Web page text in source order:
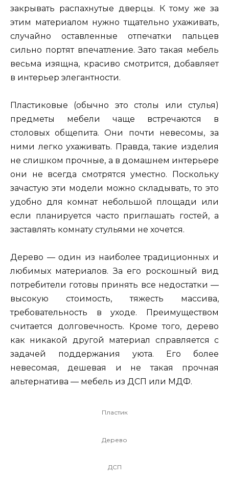
закрывать распахнутые дверцы. К тому же за
этим материалом нужно тщательно ухаживать,
случайно оставленные отпечатки пальцев
сильно портят впечатление. Зато такая мебель
весьма изящна, красиво смотрится, добавляет
в интерьер элегантности.
Пластиковые (обычно это столы или стулья)
предметы мебели чаще встречаются в
столовых общепита. Они почти невесомы, за
ними легко ухаживать. Правда, такие изделия
не слишком прочные, а в домашнем интерьере
они не всегда смотрятся уместно. Поскольку
зачастую эти модели можно складывать, то это
удобно для комнат небольшой площади или
если планируется часто приглашать гостей, а
заставлять комнату стульями не хочется.
Дерево — один из наиболее традиционных и
любимых материалов. За его роскошный вид
потребители готовы принять все недостатки —
высокую стоимость, тяжесть массива,
требовательность в уходе. Преимуществом
считается долговечность. Кроме того, дерево
как никакой другой материал справляется с
задачей поддержания уюта. Его более
невесомая, дешевая и не такая прочная
альтернатива — мебель из ДСП или МДФ.
Пластик
Дерево
ДСП